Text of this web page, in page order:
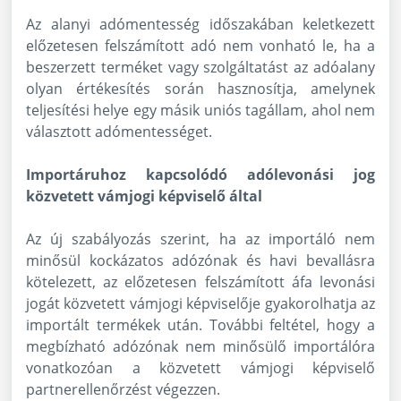
Az alanyi adómentesség időszakában keletkezett
előzetesen felszámított adó nem vonható le, ha a
beszerzett terméket vagy szolgáltatást az adóalany
olyan értékesítés során hasznosítja, amelynek
teljesítési helye egy másik uniós tagállam, ahol nem
választott adómentességet.
Importáruhoz kapcsolódó adólevonási jog
közvetett vámjogi képviselő által
Az új szabályozás szerint, ha az importáló nem
minősül kockázatos adózónak és havi bevallásra
kötelezett, az előzetesen felszámított áfa levonási
jogát közvetett vámjogi képviselője gyakorolhatja az
importált termékek után. További feltétel, hogy a
megbízható adózónak nem minősülő importálóra
vonatkozóan a közvetett vámjogi képviselő
partnerellenőrzést végezzen.